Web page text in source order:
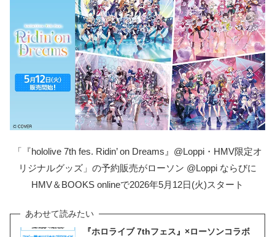
「『hololive 7th fes. Ridin’ on Dreams』@Loppi・HMV限定オ
リジナルグッズ」の予約販売がローソン @Loppi ならびに
HMV＆BOOKS onlineで2026年5月12日(火)スタート
『ホロライブ 7thフェス』×ローソンコラボ